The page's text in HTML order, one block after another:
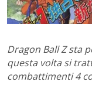
Dragon Ball Z sta
questa volta si
combattimenti 4